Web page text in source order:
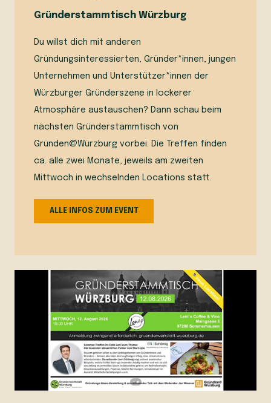
Gründerstammtisch Würzburg
Du willst dich mit anderen
Gründungsinteressierten, Gründer*innen, jungen
Unternehmen und Unterstützer*innen der
Würzburger Gründerszene in lockerer
Atmosphäre austauschen? Dann schau beim
nächsten Gründerstammtisch von
Gründen@Würzburg vorbei. Die Treffen finden
ca. alle zwei Monate, jeweils am zweiten
Mittwoch in wechselnden Locations statt.
ALLE INFOS ZUM EVENT